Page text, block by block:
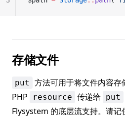
存储文件
put
方法可用于将文件内容
PHP
resource 传递给 put
Flysystem 的底层流支持。请记